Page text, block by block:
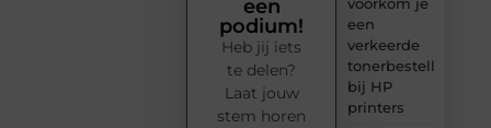
een
verkeerde
tonerbestelling
bij HP
printers
een
podium!
Heb jij iets
te delen?
Laat jouw
stem horen